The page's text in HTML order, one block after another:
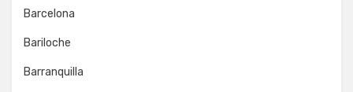
Barcelona
Bariloche
Barranquilla